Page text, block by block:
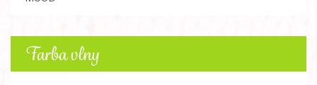
Farba vlny